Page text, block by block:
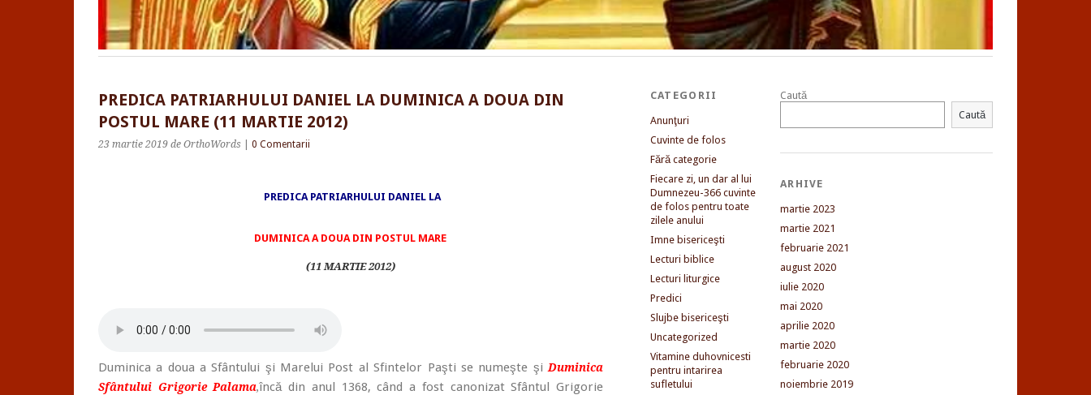
PREDICA PATRIARHULUI DANIEL LA DUMINICA A DOUA DIN
POSTUL MARE (11 MARTIE 2012)
23 martie 2019 de OrthoWords 0 Comentarii
PREDICA PATRIARHULUI DANIEL LA
DUMINICA A DOUA DIN POSTUL MARE
(11 MARTIE 2012)
Duminica a doua a Sfântului şi Marelui Post al Sfintelor Paşti se numeşte şiDuminica
Sfântului Grigorie Palama,încă din anul 1368, când a fost canonizat Sfântul Grigorie
CATEGORII
Anunţuri
Cuvinte de folos
Fără categorie
Fiecare zi, un dar al lui
Dumnezeu-366 cuvinte
de folos pentru toate
zilele anului
Imne bisericeşti
Lecturi biblice
Lecturi liturgice
Predici
Slujbe bisericeşti
Uncategorized
Vitamine duhovnicesti
pentru intarirea
sufletului
Caută
Caută
ARHIVE
martie 2023
martie 2021
februarie 2021
august 2020
iulie 2020
mai 2020
aprilie 2020
martie 2020
februarie 2020
noiembrie 2019